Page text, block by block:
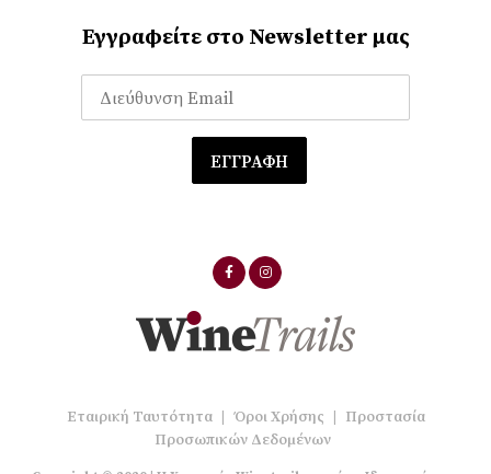
Εγγραφείτε στο Newsletter μας
Εταιρική Ταυτότητα | Όροι Χρήσης | Προστασία
Προσωπικών Δεδομένων